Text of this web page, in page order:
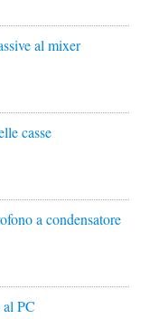
al mixer
casse
a condensatore
al PC